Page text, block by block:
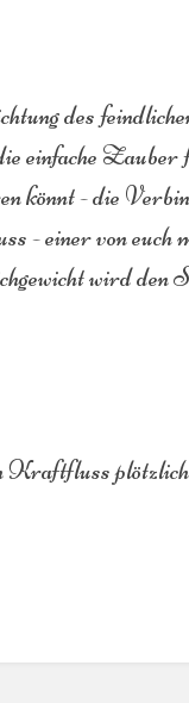
des
Zauber
- die
- einer von
wird den
plötzlich